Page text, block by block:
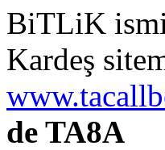
BiTLiK
Kardeş
de TA8A